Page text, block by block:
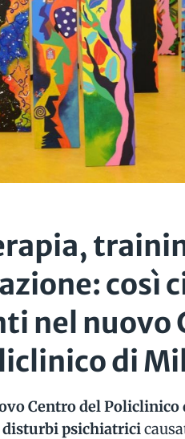
così
nel nuovo
di
Centro del Policlinico
disturbi psichiatrici